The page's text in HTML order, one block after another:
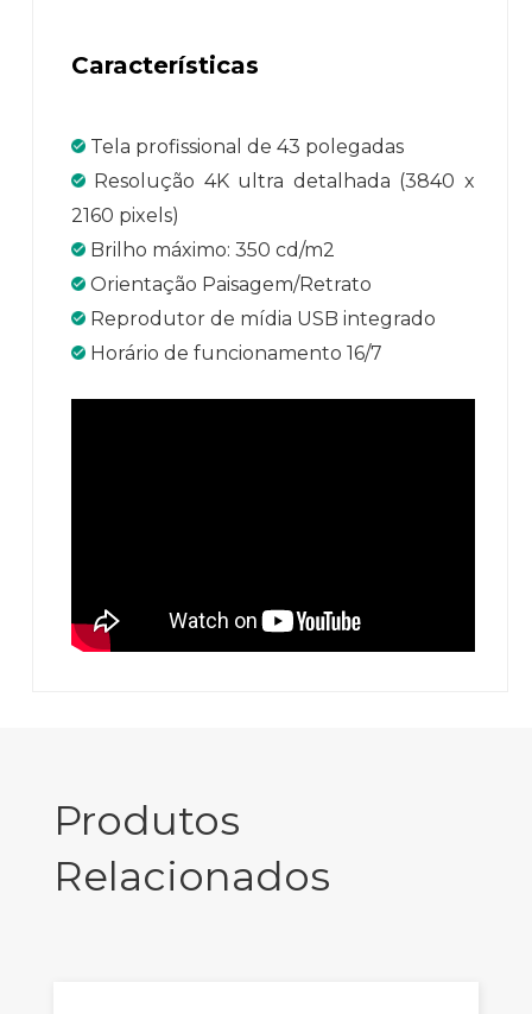
Características
Tela profissional de 43 polegadas
Resolução 4K ultra detalhada (3840 x
2160 pixels)
Brilho máximo: 350 cd/m2
Orientação Paisagem/Retrato
Reprodutor de mídia USB integrado
Horário de funcionamento 16/7
Produtos
Relacionados